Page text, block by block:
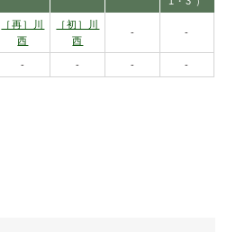
［再］川
西
［初］川
西
- -
- - - -